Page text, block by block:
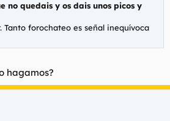
no quedais y os dais unos picos y
Tanto forochateo es señal inequívoca
hagamos?